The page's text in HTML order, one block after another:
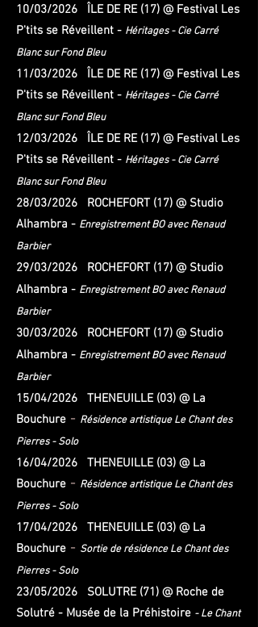
10/03/2026 ÎLE DE RE (17) @ Festival Les
P'tits se Réveillent - Héritages - Cie Carré
Blanc sur Fond Bleu
11/03/2026 ÎLE DE RE (17) @ Festival Les
P'tits se Réveillent - Héritages - Cie Carré
Blanc sur Fond Bleu
12/03/2026 ÎLE DE RE (17) @ Festival Les
P'tits se Réveillent - Héritages - Cie Carré
Blanc sur Fond Bleu
28/03/2026 ROCHEFORT (17) @ Studio
Alhambra - Enregistrement BO avec Renaud
Barbier
29/03/2026 ROCHEFORT (17) @ Studio
Alhambra - Enregistrement BO avec Renaud
Barbier
30/03/2026 ROCHEFORT (17) @ Studio
Alhambra - Enregistrement BO avec Renaud
Barbier
15/04/2026 THENEUILLE (03) @ La
Bouchure ​ - Résidence artistique Le Chant des
Pierres - Solo
16/04/2026 THENEUILLE (03) @ La
Bouchure ​ - Résidence artistique Le Chant des
Pierres - Solo
17/04/2026 THENEUILLE (03) @ La
Bouchure ​ - Sortie de résidence Le Chant des
Pierres - Solo
23/05/2026 SOLUTRE (71) @ Roche de
Solutré - Musée de la Préhistoire - Le Chant